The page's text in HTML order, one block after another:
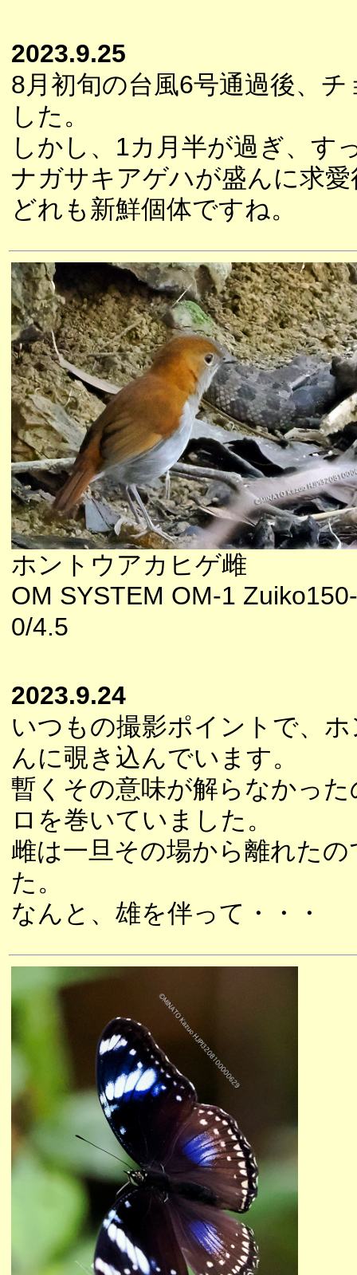
2023.9.25
8月初旬の台風6号通過後、
した。
しかし、1カ月半が過ぎ、す
ナガサキアゲハが盛んに求
どれも新鮮個体ですね。
ホントウアカヒゲ雌
OM SYSTEM OM-1
0/4.5
2023.9.24
いつもの撮影ポイントで、
んに覗き込んでいます。
暫くその意味が解らなかっ
ロを巻いていました。
雌は一旦その場から離れた
た。
なんと、雄を伴って・・・